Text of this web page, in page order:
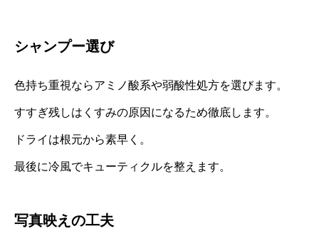
シャンプー選び
色持ち重視ならアミノ酸系や弱酸性処方を選びます。
すすぎ残しはくすみの原因になるため徹底します。
ドライは根元から素早く。
最後に冷風でキューティクルを整えます。
写真映えの工夫